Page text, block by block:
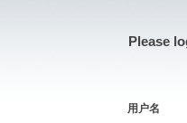
Please
用户名